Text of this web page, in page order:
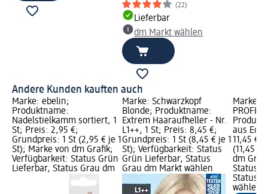
(22)
Lieferbar
dm Markt wählen
Andere Kunden kauften auch
Marke: ebelin;
Produktname:
Nadelstielkamm sortiert, 1
St; Preis: 2,95 €;
Grundpreis: 1 St (2,95 € je 1
St); Marke von dm Grafik;
Verfügbarkeit: Status Grün
Lieferbar, Status Grau dm
Marke: Schwarzkopf
Blonde; Produktname:
Extrem Haaraufheller - Nr.
L1++, 1 St; Preis: 8,45 €;
Grundpreis: 1 St (8,45 € je 1
St); Verfügbarkeit: Status
Grün Lieferbar, Status
Grau dm Markt wählen
Marke:
aus
11,45 €;
(11,45 €
dm
Status
Status
wählen